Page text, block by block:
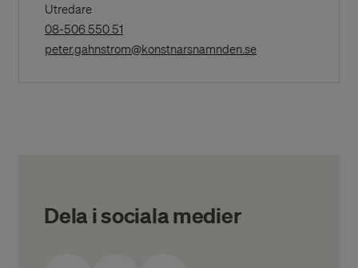
Utredare
08-506 550 51
in
peter.gahnstrom@konstnarsnamnden.se(Opens in a New
Dela i sociala medier